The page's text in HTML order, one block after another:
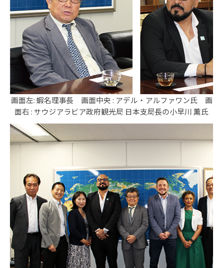
画面左: 蝦名理事長 画面中央 : アデル・アルファワン氏 画
面右 : サウジアラビア政府観光局 日本支局長の小早川 薫氏